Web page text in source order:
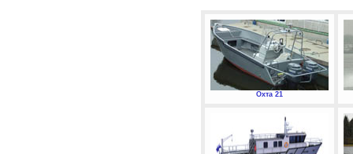
Охта 21